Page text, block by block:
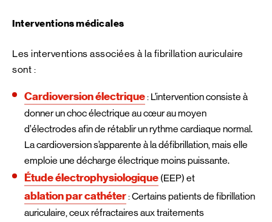
Interventions médicales
Les interventions associées à la fibrillation auriculaire
sont :
Cardioversion électrique: L’intervention consiste à
donner un choc électrique au cœur au moyen
d’électrodes afin de rétablir un rythme cardiaque normal.
La cardioversion s’apparente à la défibrillation, mais elle
emploie une décharge électrique moins puissante.
Étude électrophysiologique (EEP) et
ablation par cathéter: Certains patients de fibrillation
auriculaire, ceux réfractaires aux traitements